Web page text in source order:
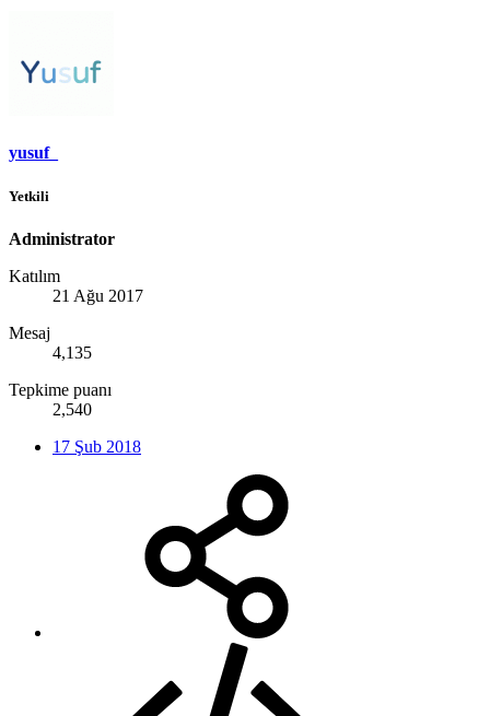
yusuf_
Yetkili
Administrator
Katılım
21 Ağu 2017
Mesaj
4,135
Tepkime puanı
2,540
17 Şub 2018